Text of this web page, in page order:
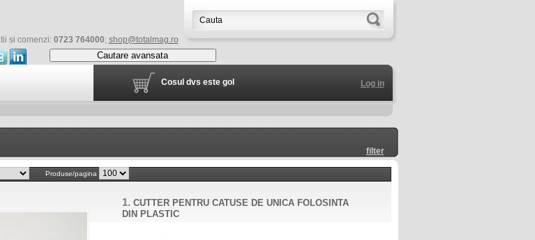
si comenzi: 0723 764000; shop@totalmag.ro
Cautare avansata
Log in
Cosul dvs este gol
filter
Produse/pagina
1.CUTTER PENTRU CATUSE DE UNICA FOLOSINTA
DIN PLASTIC